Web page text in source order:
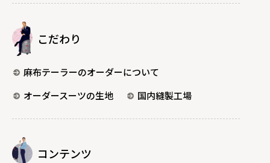
こだわり
麻布テーラーのオーダーについて
オーダースーツの生地
国内縫製工場
コンテンツ